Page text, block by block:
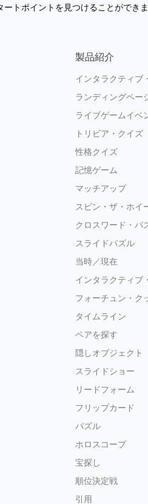
トポイントを見つけることができま
製品紹介
インタラクティブ
ランディングペー
ライブゲームイベ
トリビア・クイズ
性格クイズ
記憶ゲーム
マッチアップ
スピン・ザ・ホイ
クロスワード・パ
スライドパズル
当時／現在
インタラクティブ
フォーチュン・ク
タイムライン
ペアを探す
隠しオブジェクト
スライドショー
リードフォーム
フリップカード
パズル
ホロスコープ
宝探し
順位決定戦
引用